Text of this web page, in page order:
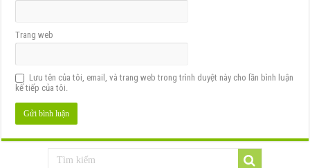
Trang web
Lưu tên của tôi, email, và trang web trong trình duyệt này cho lần bình luận
kế tiếp của tôi.